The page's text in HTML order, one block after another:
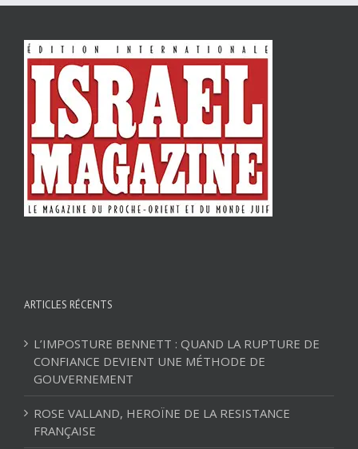
ARTICLES RÉCENTS
L’IMPOSTURE BENNETT : QUAND LA RUPTURE DE
CONFIANCE DEVIENT UNE MÉTHODE DE
GOUVERNEMENT
ROSE VALLAND, HEROÏNE DE LA RESISTANCE
FRANÇAISE